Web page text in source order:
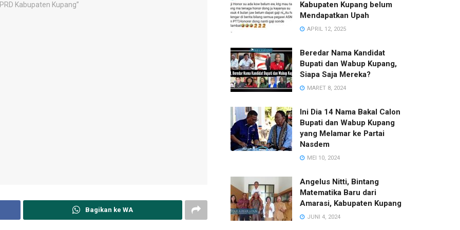
Bagikan ke WA
Kabupaten Kupang belum
Mendapatkan Upah
APRIL 12, 2025
Beredar Nama Kandidat
Bupati dan Wabup Kupang,
Siapa Saja Mereka?
MARET 8, 2024
Ini Dia 14 Nama Bakal Calon
Bupati dan Wabup Kupang
yang Melamar ke Partai
Nasdem
MEI 10, 2024
Angelus Nitti, Bintang
Matematika Baru dari
Amarasi, Kabupaten Kupang
JUNI 4, 2024